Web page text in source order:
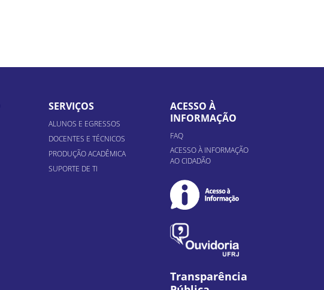
SERVIÇOS
ALUNOS E EGRESSOS
DOCENTES E TÉCNICOS
PRODUÇÃO ACADÊMICA
SUPORTE DE TI
ACESSO À
INFORMAÇÃO
FAQ
ACESSO À INFORMAÇÃO
AO CIDADÃO
Transparência